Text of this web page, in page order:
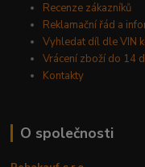
Recenze zákazníků
Reklamační řád a
Vyhledat díl dle VIN
Vrácení zboží do 14
Kontakty
O společnosti